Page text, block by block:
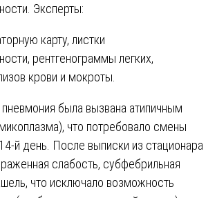
Эксперты:
карту, листки
рентгенограммы легких,
крови и мокроты.
пневмония была вызвана атипичным
что потребовало смены
й день. После выписки из стационара
слабость, субфебрильная
что исключало возможность